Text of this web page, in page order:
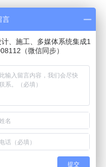
所有导览系统无法克服
体数字化展馆等展馆工
言
计、施工、多媒体系统集成1
（微信同步）
提交